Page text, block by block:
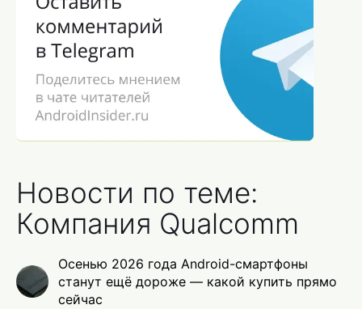
Новости по теме:
Компания Qualcomm
Осенью 2026 года Android-смартфоны
станут ещё дороже — какой купить прямо
сейчас